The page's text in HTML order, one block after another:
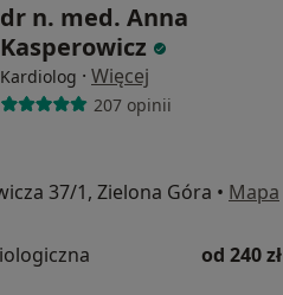
dr n. med. Anna
Kasperowicz
Kardiolog · Więcej
207 opinii
37/1, Zielona Góra • Mapa
od 240 zł